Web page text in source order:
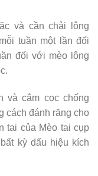
và cần chải lông
tuần một lần đối
đối với mèo lông
và cắm cọc chống
cách đánh răng cho
tai của Mèo tai cụp
kỳ dấu hiệu kích